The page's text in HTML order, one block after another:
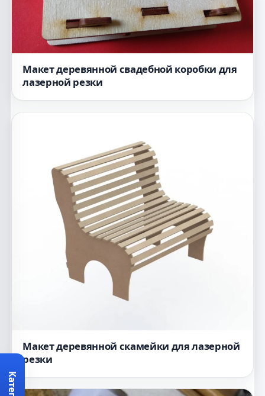
Макет деревянной свадебной коробки для
лазерной резки
Макет деревянной скамейки для лазерной
резки